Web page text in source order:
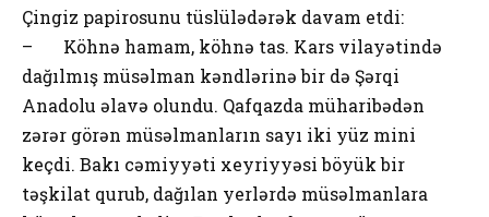
Çingiz papirosunu tüslülədərək davam etdi:
– Köhnə hamam, köhnə tas. Kars vilayətində
dağılmış müsəlman kəndlərinə bir də Şərqi
Anadolu əlavə olundu. Qafqazda müharibədən
zərər görən müsəlmanların sayı iki yüz mini
keçdi. Bakı cəmiyyəti xeyriyyəsi böyük bir
təşkilat qurub, dağılan yerlərdə müsəlmanlara